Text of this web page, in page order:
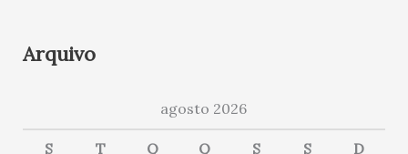
Arquivo
agosto 2026
S T Q Q S S D